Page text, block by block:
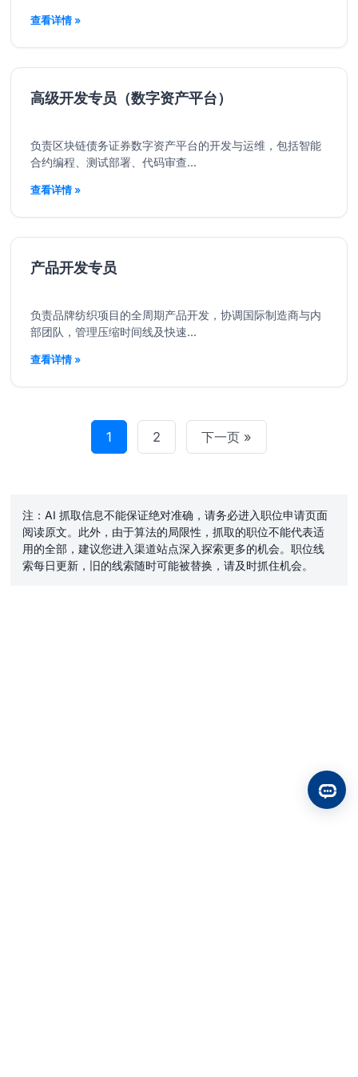
查看详情 »
高级开发专员（数字资产平台）
负责区块链债务证券数字资产平台的开发与运维，包括智能
合约编程、测试部署、代码审查...
查看详情 »
产品开发专员
负责品牌纺织项目的全周期产品开发，协调国际制造商与内
部团队，管理压缩时间线及快速...
查看详情 »
1 2 下一页 »
注：AI 抓取信息不能保证绝对准确，请务必进入职位申请页面
阅读原文。此外，由于算法的局限性，抓取的职位不能代表适
用的全部，建议您进入渠道站点深入探索更多的机会。职位线
索每日更新，旧的线索随时可能被替换，请及时抓住机会。